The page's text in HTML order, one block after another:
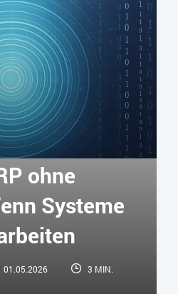
FINANZSOFTWARE
4.0
IT-INFRASTRUKTUR
KI IM ERP
LOGISTIK LOHN
ohne
Systeme
01.05.2026 3 MIN.